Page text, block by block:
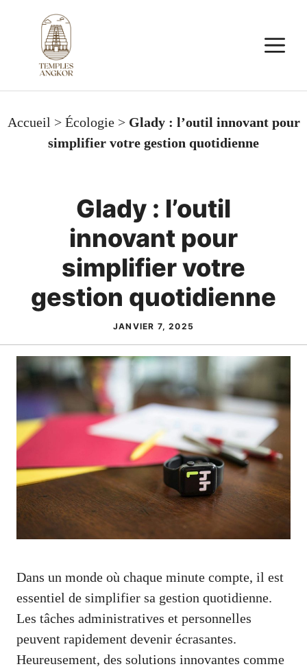
contenu
Accueil > Écologie> Glady : l’outil innovant pour
simplifier votre gestion quotidienne
Glady : l’outil
innovant pour
simplifier votre
gestion quotidienne
JANVIER 7, 2025
Dans un monde où chaque minute compte, il est
essentiel de simplifier sa gestion quotidienne.
Les tâches administratives et personnelles
peuvent rapidement devenir écrasantes.
Heureusement, des solutions innovantes comme